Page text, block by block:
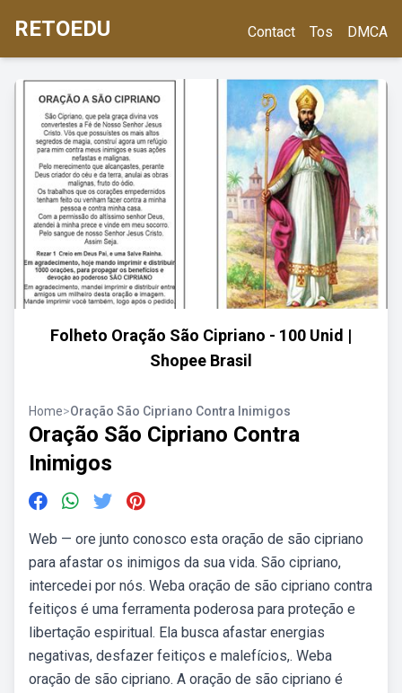
RETOEDU Contact Tos DMCA
Folheto Oração São Cipriano - 100 Unid |
Shopee Brasil
Home>Oração São Cipriano Contra Inimigos
Oração São Cipriano Contra
Inimigos
Web — ore junto conosco esta oração de são cipriano
para afastar os inimigos da sua vida. São cipriano,
intercedei por nós. Weba oração de são cipriano contra
feitiços é uma ferramenta poderosa para proteção e
libertação espiritual. Ela busca afastar energias
negativas, desfazer feitiços e malefícios,. Weba
oração de são cipriano. A oração de são cipriano é